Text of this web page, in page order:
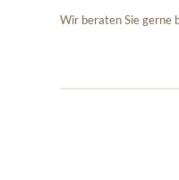
Wir beraten Sie gerne